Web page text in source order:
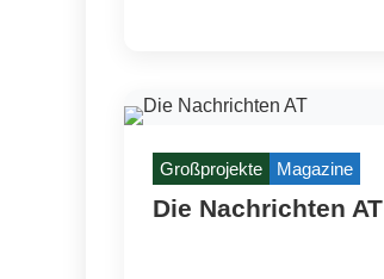
Großprojekte Magazine
Die Nachrichten AT